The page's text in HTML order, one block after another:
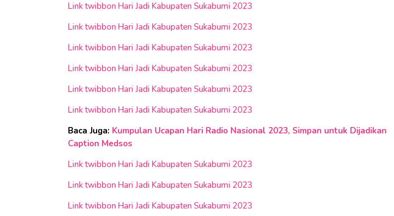
Link twibbon Hari Jadi Kabupaten Sukabumi 2023
Link twibbon Hari Jadi Kabupaten Sukabumi 2023
Link twibbon Hari Jadi Kabupaten Sukabumi 2023
Link twibbon Hari Jadi Kabupaten Sukabumi 2023
Link twibbon Hari Jadi Kabupaten Sukabumi 2023
Link twibbon Hari Jadi Kabupaten Sukabumi 2023
Baca Juga: Kumpulan Ucapan Hari Radio Nasional 2023, Simpan untuk Dijadikan
Caption Medsos
Link twibbon Hari Jadi Kabupaten Sukabumi 2023
Link twibbon Hari Jadi Kabupaten Sukabumi 2023
Link twibbon Hari Jadi Kabupaten Sukabumi 2023